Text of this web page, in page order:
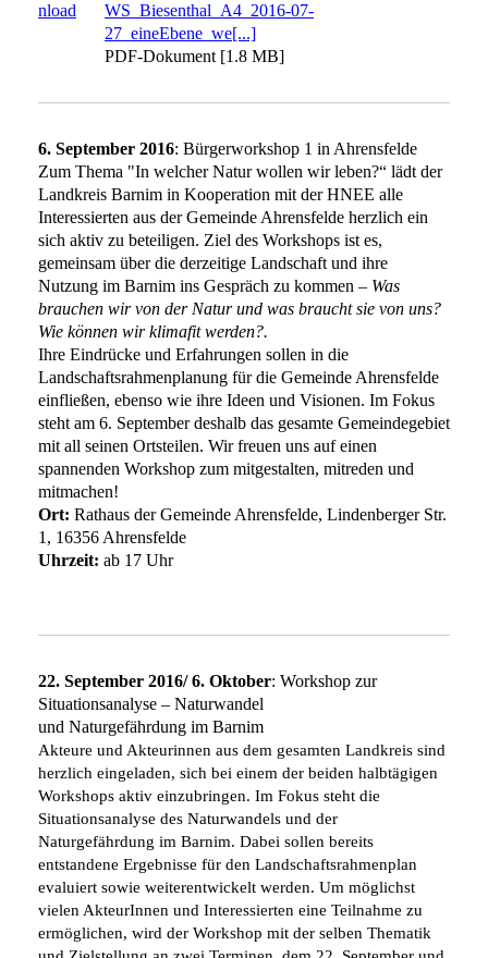
WS_Biesenthal_A4_2016-07-
27_eineEbene_we[...]
PDF-Dokument [1.8 MB]
6. September 2016: Bürgerworkshop 1 in Ahrensfelde
Zum Thema "In welcher Natur wollen wir leben?“ lädt der
Landkreis Barnim in Kooperation mit der HNEE alle
Interessierten aus der Gemeinde Ahrensfelde herzlich ein
sich aktiv zu beteiligen. Ziel des Workshops ist es,
gemeinsam über die derzeitige Landschaft und ihre
Nutzung im Barnim ins Gespräch zu kommen – Was
brauchen wir von der Natur und was braucht sie von uns?
Wie können wir klimafit werden?.
Ihre Eindrücke und Erfahrungen sollen in die
Landschaftsrahmenplanung für die Gemeinde Ahrensfelde
einfließen, ebenso wie ihre Ideen und Visionen. Im Fokus
steht am 6. September deshalb das gesamte Gemeindegebiet
mit all seinen Ortsteilen. Wir freuen uns auf einen
spannenden Workshop zum mitgestalten, mitreden und
mitmachen!
Ort: Rathaus der Gemeinde Ahrensfelde, Lindenberger Str.
1, 16356 Ahrensfelde
Uhrzeit: ab 17 Uhr
22. September 2016/ 6. Oktober: Workshop zur
Situationsanalyse – Naturwandel
und Naturgefährdung im Barnim
Akteure und Akteurinnen aus dem gesamten Landkreis sind
herzlich eingeladen, sich bei einem der beiden halbtägigen
Workshops aktiv einzubringen. Im Fokus steht die
Situationsanalyse des Naturwandels und der
Naturgefährdung im Barnim. Dabei sollen bereits
entstandene Ergebnisse für den Landschaftsrahmenplan
evaluiert sowie weiterentwickelt werden. Um möglichst
vielen AkteurInnen und Interessierten eine Teilnahme zu
ermöglichen, wird der Workshop mit der selben Thematik